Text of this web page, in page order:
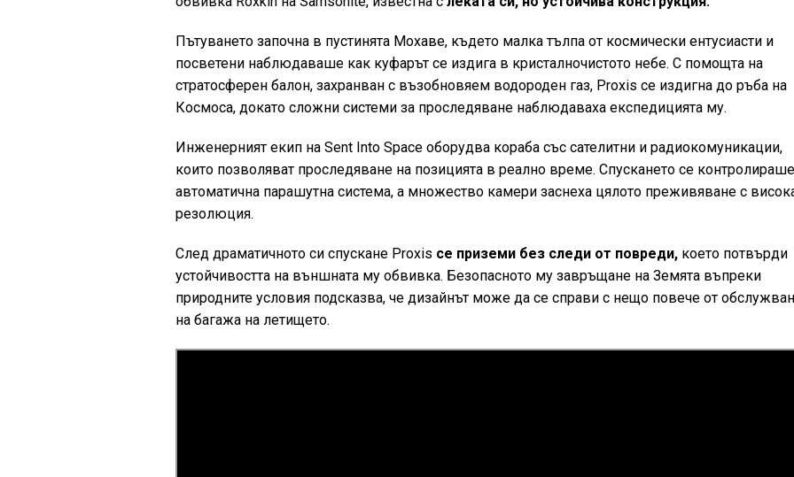
Пътуването започна в пустинята Мохаве, където малка тълпа от космически ентусиасти и
посветени наблюдаваше как куфарът се издига в кристалночистото небе. С помощта на
стратосферен балон, захранван с възобновяем водороден газ, Proxis се издигна до ръба на
Космоса, докато сложни системи за проследяване наблюдаваха експедицията му.
Инженерният екип на Sent Into Space оборудва кораба със сателитни и радиокомуникации,
които позволяват проследяване на позицията в реално време. Спускането се
автоматична парашутна система, а множество камери заснеха цялото преживяване с
резолюция.
След драматичното си спускане Proxis се приземи без следи от повреди, което потвърди
устойчивостта на външната му обвивка. Безопасното му завръщане на Земята въпреки
природните условия подсказва, че дизайнът може да се справи с нещо повече от
на багажа на летището.